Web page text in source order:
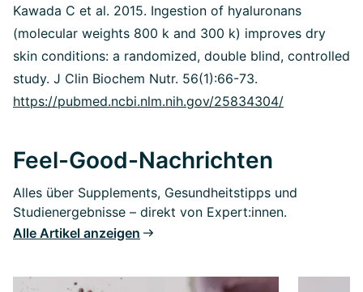
Kawada C et al. 2015. Ingestion of hyaluronans
(molecular weights 800 k and 300 k) improves dry
skin conditions: a randomized, double blind, controlled
study. J Clin Biochem Nutr. 56(1):66-73.
https://pubmed.ncbi.nlm.nih.gov/25834304/
Feel-Good-Nachrichten
Alles über Supplements, Gesundheitstipps und
Studienergebnisse – direkt von Expert:innen.
Alle Artikel anzeigen